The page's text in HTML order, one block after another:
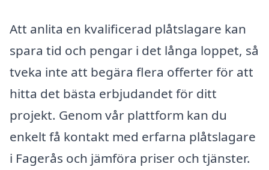
Att anlita en kvalificerad plåtslagare kan
spara tid och pengar i det långa loppet, så
tveka inte att begära flera offerter för att
hitta det bästa erbjudandet för ditt
projekt. Genom vår plattform kan du
enkelt få kontakt med erfarna plåtslagare
i Fagerås och jämföra priser och tjänster.